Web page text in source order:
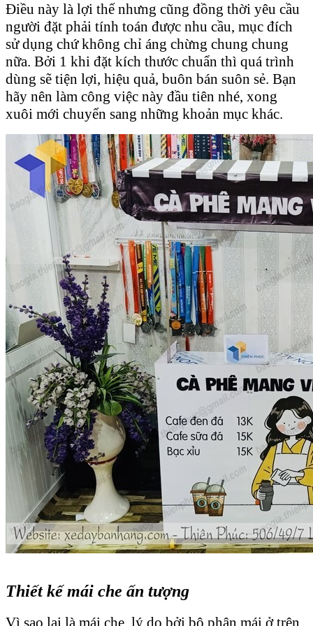
Điều này là lợi thế nhưng cũng đồng thời yêu cầu
người đặt phải tính toán được nhu cầu, mục đích
sử dụng chứ không chỉ áng chừng chung chung
nữa. Bởi 1 khi đặt kích thước chuẩn thì quá trình
dùng sẽ tiện lợi, hiệu quả, buôn bán suôn sẻ. Bạn
hãy nên làm công việc này đầu tiên nhé, xong
xuôi mới chuyển sang những khoản mục khác.
Thiết kế mái che ấn tượng
Vì sao lại là mái che, lý do bởi bộ phận mái ở trên